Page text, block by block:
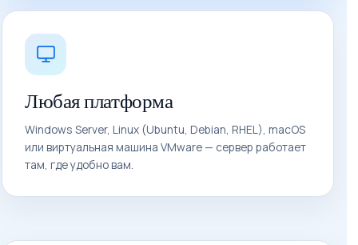
Любая платформа
Windows Server, Linux (Ubuntu, Debian, RHEL), macOS
или виртуальная машина VMware — сервер работает
там, где удобно вам.